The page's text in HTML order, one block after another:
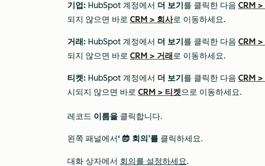
기업: HubSpot 계정에서 더 보기를 클릭한 다음 CRM >
되지 않으면 바로 CRM > 회사로 이동하세요.
거래: HubSpot 계정에서 더 보기를 클릭한 다음 CRM >
되지 않으면 바로 CRM > 거래로 이동하세요.
티켓: HubSpot 계정에서 더 보기를 클릭한 다음 CRM >
시되지 않으면 바로 CRM > 티켓으로 이동하세요.
레코드 이름을 클릭합니다.
왼쪽 패널에서‘ meetings 회의’를 클릭하세요.
대화 상자에서 회의를 설정하세요.